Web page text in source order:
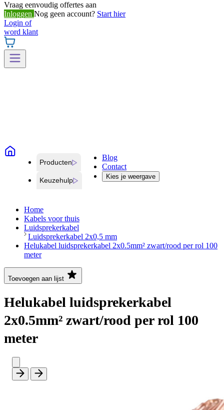
Vraag eenvoudig offertes aan
Inloggen Nog geen account? Start hier
Login of
word klant
Producten
Keuzehulp
Blog
Contact
Kies je weergave
Home
Kabels voor thuis
Luidsprekerkabel
Luidsprekerkabel 2x0,5 mm
Helukabel luidsprekerkabel 2x0.5mm² zwart/rood per rol 100
meter
Toevoegen aan lijst
Helukabel luidsprekerkabel
2x0.5mm² zwart/rood per rol 100
meter